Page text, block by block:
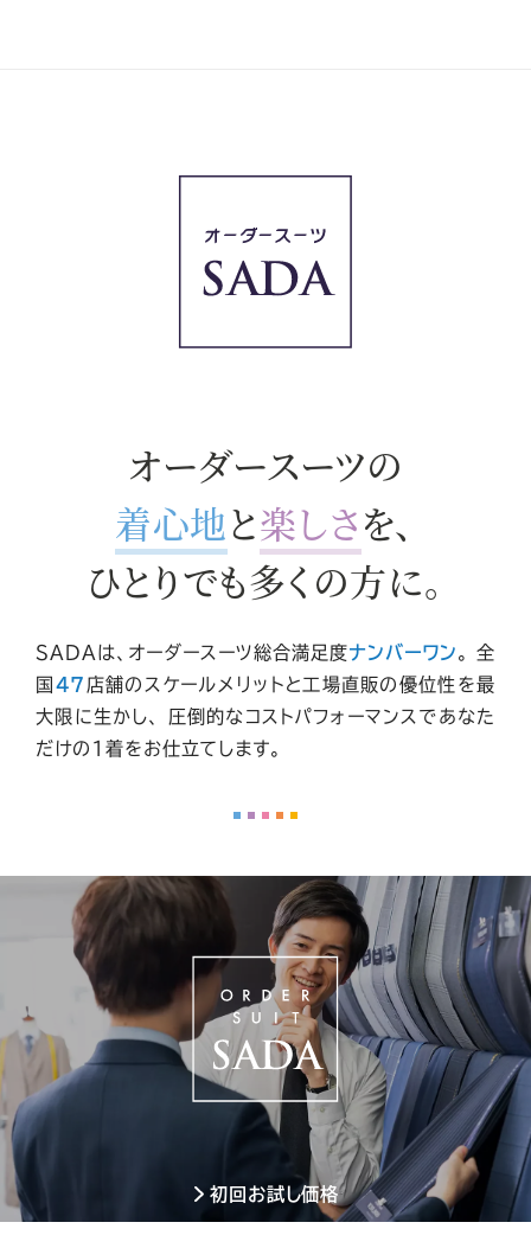
オーダースーツの
着心地と楽しさを、
ひとりでも多くの方に。
SADAは、オーダースーツ総合満足度ナンバーワン 。
全
国 47 店舗のスケールメリットと工場直販の優位性を最
大限に生かし、
圧倒的なコストパフォーマンスであなた
だけの1着をお仕立てします。
初回お試し価格